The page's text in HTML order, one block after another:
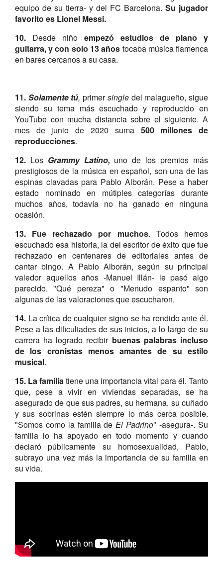
equipo de su tierra- y del FC Barcelona.Su jugador
favorito es Lionel Messi.
10.Desde niño empezó estudios de piano y
guitarra, y con solo 13 años tocaba música flamenca
en bares cercanos a su casa.
11. Solamente tú,primersingledel malagueño, sigue
siendo su tema más escuchado y reproducido en
YouTube con mucha distancia sobre el siguiente. A
mes de junio de 2020 suma 500 millones de
reproducciones.
12. Los Grammy Latino, uno de los premios más
prestigiosos de la música en español, son una de las
espinas clavadas para Pablo Alborán. Pese a haber
estado nominado en mútiples categorías durante
muchos años, todavía no ha ganado en ninguna
ocasión.
13. Fue rechazado por muchos. Todos hemos
escuchado esa historia, la del escritor de éxito que fue
rechazado en centenares de editoriales antes de
cantar bingo. A Pablo Alborán, según su principal
valedor aquellos años -Manuel Illán- le pasó algo
parecido. "Qué pereza" o "Menudo espanto" son
algunas de las valoraciones que escucharon.
14. La crítica de cualquier signo se ha rendido ante él.
Pese a las dificultades de sus inicios, a lo largo de su
carrera ha logrado recibir buenas palabras incluso
de los cronistas menos amantes de su estilo
musical.
15. La familiatiene una importancia vital para él. Tanto
que, pese a vivir en viviendas separadas, se ha
asegurado de que sus padres, su hermana, su cuñado
y sus sobrinas estén siempre lo más cerca posible.
"Somos como la familia deEl Padrino" -asegura-. Su
familia lo ha apoyado en todo momento y cuando
declaró públicamente su homosexualidad, Pablo,
subrayo una vez más la importancia de su familia en
su vida.